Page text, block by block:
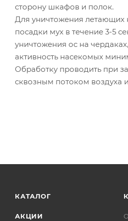
сторону шкафов и полок.
Для уничтожения летающих
посадки мух в течение 3-5
уничтожения ос на
активность насекомых
Обработку проводить при
сквозным потоком воздуха
КАТАЛОГ
АКЦИИ